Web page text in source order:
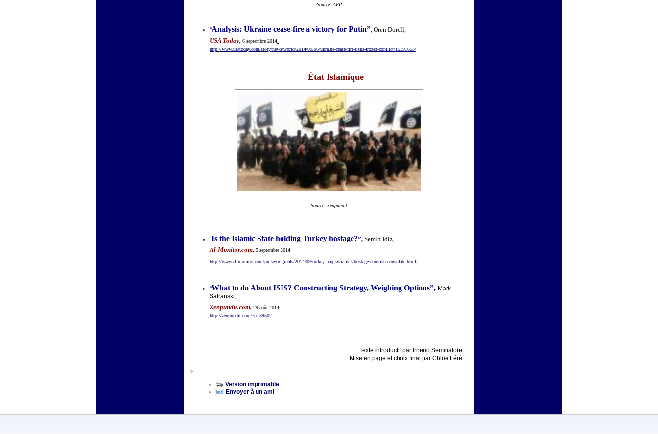
Source: AFP
“Analysis: Ukraine cease-fire a victory for Putin”, Oren Dorell,
USA Today, 6 septembre 2014
http://www.usatoday.com/story/news/world/2014/09/06/ukraine-cease-fire-risks-frozen-conflict/15191655/
État Islamique
Source: Zenpundit
“Is the Islamic State holding Turkey hostage?”, Semih Idiz
Al-Monitor.com, 5 septembre 2014
http://www.al-monitor.com/pulse/originals/2014/09/turkey-iraq-syria-isis-hostages-turkish-consulate.html#
“What to do About ISIS? Constructing Strategy, Weighing Options”, Mark
Safranski
Zenpundit.com, 29 août 2014
http://zenpundit.com/?p=39502
Texte introductif par Irnerio Seminatore
Mise en page et choix final par Chloé Féré
»
Version imprimable
Envoyer à un ami